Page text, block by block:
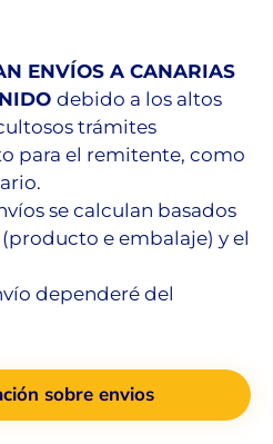
ENVÍOS A CANARIAS
debido a los altos
trámites
para el remitente, como
se calculan basados
e embalaje) y el
dependeré del
sobre envios